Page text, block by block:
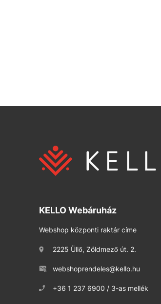
KELLO Webáruház
Webshop központi raktár címe
2225 Üllő, Zöldmező út. 2.
webshoprendeles@kello.hu
+36 1 237 6900 / 3-as mellék